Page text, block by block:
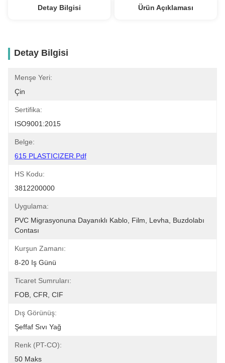
Detay Bilgisi Ürün Açıklaması
Detay Bilgisi
Menşe Yeri:
Çin
Sertifika:
ISO9001:2015
Belge:
615 PLASTICIZER.pdf
HS Kodu:
3812200000
Uygulama:
PVC Migrasyonuna Dayanıklı Kablo, Film, Levha, Buzdolabı
Contası
Kurşun Zamanı:
8-20 Iş Günü
Ticaret Sumruları:
FOB, CFR, CIF
Dış Görünüş:
Şeffaf Sıvı Yağ
Renk (PT-CO):
50 Maks